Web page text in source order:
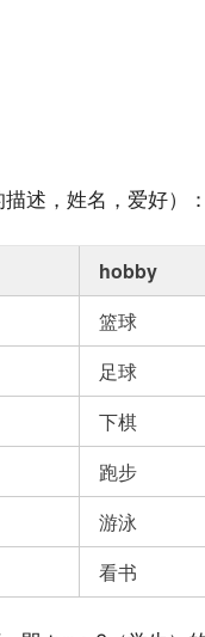
述，姓名，爱好）：
hobby
篮球
足球
下棋
跑步
游泳
看书